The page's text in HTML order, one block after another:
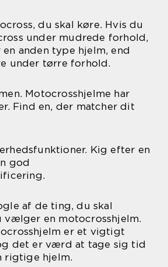
du skal køre. Hvis du
under mudrede forhold,
anden type hjelm, end
under tørre forhold.
Motocrosshjelme har
Find en, der matcher dit
Kig efter en
god
af de ting, du skal
vælger en motocrosshjelm.
er et vigtigt
det er værd at tage sig tid
rigtige hjelm.